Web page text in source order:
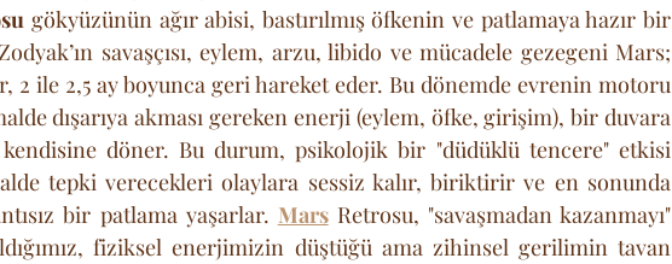
gökyüzünün ağır abisi, bastırılmış öfkenin ve patlamaya hazır bir
savaşçısı, eylem, arzu, libido ve mücadele gezegeni Mars;
2 ile 2,5 ay boyunca geri hareket eder. Bu dönemde evrenin motoru
dışarıya akması gereken enerji (eylem, öfke, girişim), bir duvara
döner. Bu durum, psikolojik bir "düdüklü tencere" etkisi
tepki verecekleri olaylara sessiz kalır, biriktirir ve en sonunda
bir patlama yaşarlar. Mars Retrosu, "savaşmadan kazanmayı"
fiziksel enerjimizin düştüğü ama zihinsel gerilimin tavan